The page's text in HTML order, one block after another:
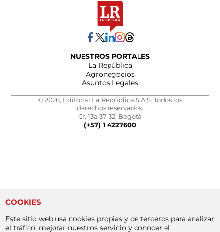
NUESTROS PORTALES
La República
Agronegocios
Asuntos Legales
© 2026, Editorial La República S.A.S. Todos los
derechos reservados.
Cr. 13a 37-32, Bogotá
(+57) 1 4227600
COOKIES
Este sitio web usa cookies propias y de terceros para analizar
el tráfico, mejorar nuestros servicio y conocer el